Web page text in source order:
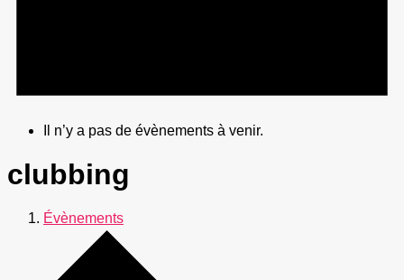
Il n’y a pas de évènements à venir.
clubbing
Évènements